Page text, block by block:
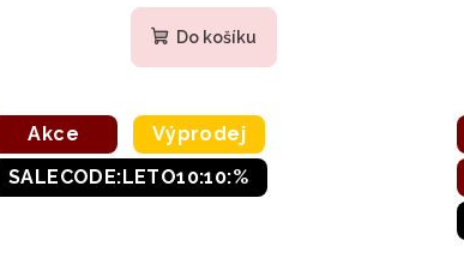
hodnocení
produktu
je
z
5
hvězdiček.
Do košíku
Akce
Výprodej
SALECODE:LETO10:10:%